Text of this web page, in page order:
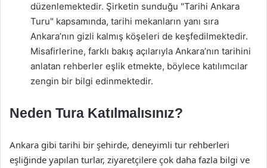
düzenlemektedir. Şirketin sunduğu "Tarihi Ankara
Turu" kapsamında, tarihi mekanların yanı sıra
Ankara’nın gizli kalmış köşeleri de keşfedilmektedir.
Misafirlerine, farklı bakış açılarıyla Ankara’nın tarihini
anlatan rehberler eşlik etmekte, böylece katılımcılar
zengin bir bilgi edinmektedir.
Neden Tura Katılmalısınız?
Ankara gibi tarihi bir şehirde, deneyimli tur rehberleri
eşliğinde yapılan turlar, ziyaretçilere çok daha fazla bilgi ve